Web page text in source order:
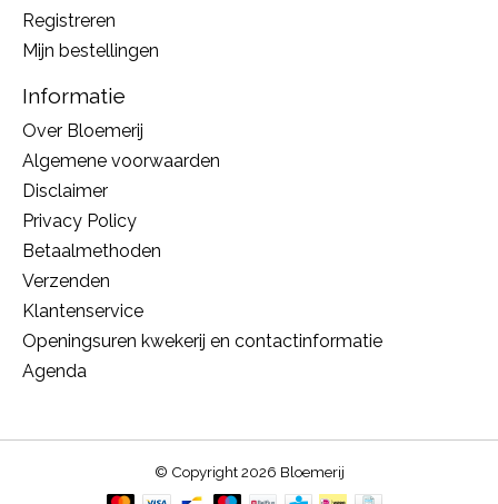
Registreren
Mijn bestellingen
Informatie
Over Bloemerij
Algemene voorwaarden
Disclaimer
Privacy Policy
Betaalmethoden
Verzenden
Klantenservice
Openingsuren kwekerij en contactinformatie
Agenda
© Copyright 2026 Bloemerij